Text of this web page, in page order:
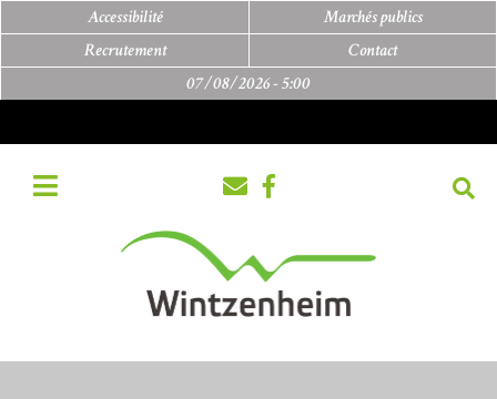
Accessibilité
Marchés publics
Recrutement
Contact
07/08/2026 -5:00